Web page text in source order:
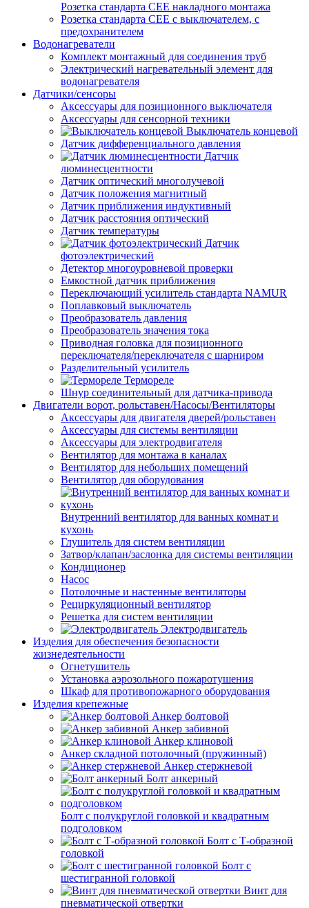
Розетка стандарта СЕЕ накладного монтажа
Розетка стандарта СЕЕ с выключателем, с
предохранителем
Водонагреватели
Комплект монтажный для соединения труб
Электрический нагревательный элемент для
водонагревателя
Датчики/сенсоры
Аксессуары для позиционного выключателя
Аксессуары для сенсорной техники
Выключатель концевой
Датчик дифференциального давления
Датчик
люминесцентности
Датчик оптический многолучевой
Датчик положения магнитный
Датчик приближения индуктивный
Датчик расстояния оптический
Датчик температуры
Датчик
фотоэлектрический
Детектор многоуровневой проверки
Емкостной датчик приближения
Переключающий усилитель стандарта NAMUR
Поплавковый выключатель
Преобразователь давления
Преобразователь значения тока
Приводная головка для позиционного
переключателя/переключателя с шарниром
Разделительный усилитель
Термореле
Шнур соединительный для датчика-привода
Двигатели ворот, рольставен/Насосы/Вентиляторы
Аксессуары для двигателя дверей/рольставен
Аксессуары для системы вентиляции
Аксессуары для электродвигателя
Вентилятор для монтажа в каналах
Вентилятор для небольших помещений
Вентилятор для оборудования
Внутренний вентилятор для ванных комнат и
кухонь
Глушитель для систем вентиляции
Затвор/клапан/заслонка для системы вентиляции
Кондиционер
Насос
Потолочные и настенные вентиляторы
Рециркуляционный вентилятор
Решетка для систем вентиляции
Электродвигатель
Изделия для обеспечения безопасности
жизнедеятельности
Огнетушитель
Установка аэрозольного пожаротушения
Шкаф для противопожарного оборудования
Изделия крепежные
Анкер болтовой
Анкер забивной
Анкер клиновой
Анкер складной потолочный (пружинный)
Анкер стержневой
Болт анкерный
Болт с полукруглой головкой и квадратным
подголовком
Болт с Т-образной
головкой
Болт с
шестигранной головкой
Винт для
пневматической отвертки